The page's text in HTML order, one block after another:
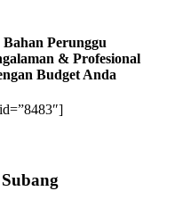
Perunggu
& Profesional
Budget Anda